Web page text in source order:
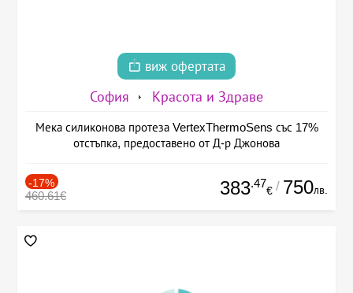
виж офертата
София Красота и Здраве
Мека силиконова протеза VertexThermoSens със 17%
отстъпка, предоставено от Д-р Джонова
-17%
460.61€ 383.47
€ / 750лв.